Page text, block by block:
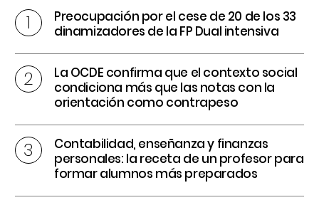
Preocupación por el cese de 20 de los 33
dinamizadores de la FP Dual intensiva
La OCDE confirma que el contexto social
condiciona más que las notas con la
orientación como contrapeso
Contabilidad, enseñanza y finanzas
personales: la receta de un profesor para
formar alumnos más preparados